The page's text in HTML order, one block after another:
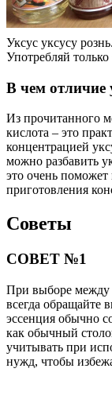
Уксус уксусу
Употребляй только
В чем отличие
Из прочитанного
кислота – это
концентрацией
можно разбавить
это очень поможет
приготовления
Советы
СОВЕТ №1
При выборе между
всегда обращайте
эссенция обычно
как обычный
учитывать при
нужд, чтобы